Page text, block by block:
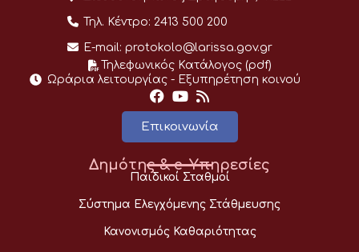
Τηλ. Κέντρο: 2413 500 200
E-mail: protokolo@larissa.gov.gr
Τηλεφωνικός Κατάλογος (pdf)
Ωράρια λειτουργίας - Eξυπηρέτηση κοινού
Επικοινωνία
Δημότης & e-Υπηρεσίες
Παιδικοί Σταθμοί
Σύστημα Ελεγχόμενης Στάθμευσης
Κανονισμός Καθαριότητας